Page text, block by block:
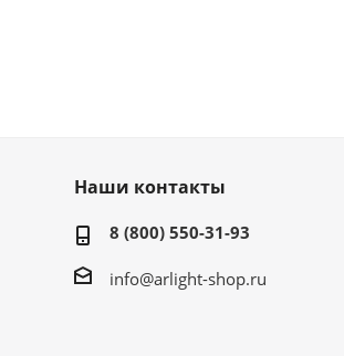
Наши контакты
8 (800) 550-31-93
info@arlight-shop.ru